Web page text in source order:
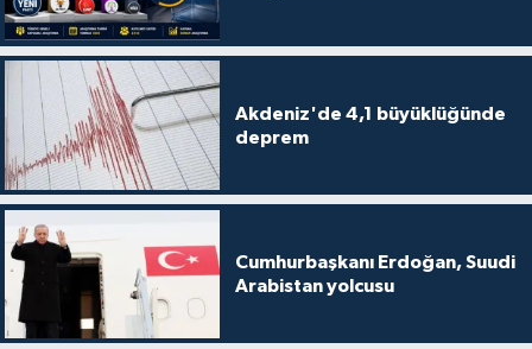
Akdeniz'de 4,1 büyüklüğünde
deprem
Cumhurbaşkanı Erdoğan, Suudi
Arabistan yolcusu